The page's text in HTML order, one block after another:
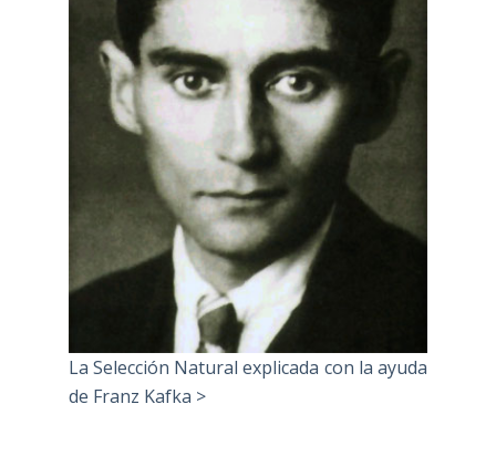
La Selección Natural explicada con la ayuda
de Franz Kafka >